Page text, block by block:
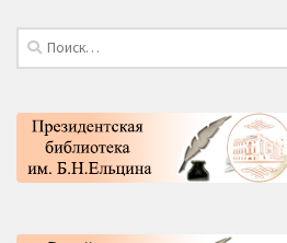
Найти: